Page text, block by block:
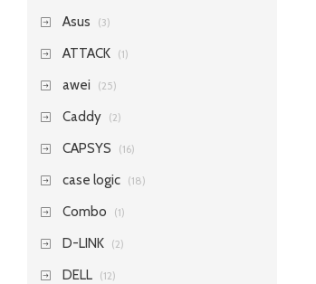
Asus (3)
ATTACK (1)
awei (25)
Caddy (2)
CAPSYS (16)
case logic (18)
Combo (1)
D-LINK (2)
DELL (12)